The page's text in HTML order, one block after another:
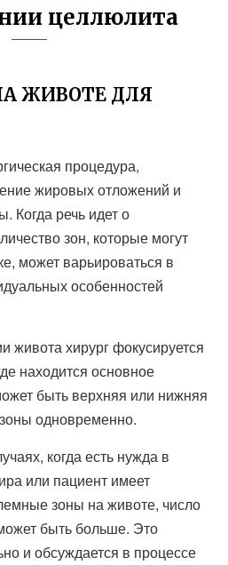
целлюлита
ЖИВОТЕ ДЛЯ
процедура,
жировых отложений и
Когда речь идет о
зон, которые могут
может варьироваться в
особенностей
живота хирург фокусируется
находится основное
быть верхняя или нижняя
одновременно.
когда есть нужда в
или пациент имеет
зоны на животе, число
быть больше. Это
и обсуждается в процессе